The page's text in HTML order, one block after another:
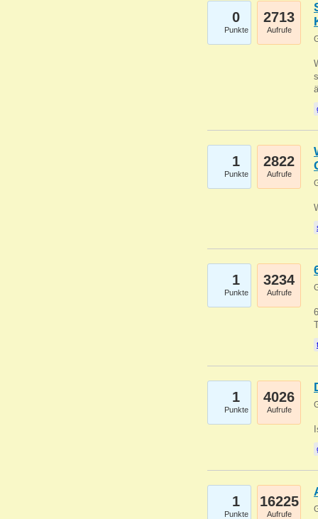
0
Punkte
2713
Aufrufe
1
Punkte
2822
Aufrufe
1
Punkte
3234
Aufrufe
1
Punkte
4026
Aufrufe
1
Punkte
16225
Aufrufe